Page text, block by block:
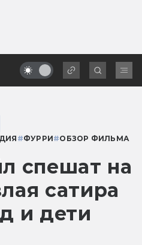
#ФУРРИ#ОБЗОР ФИЛЬМА
спешат на
сатира
и дети